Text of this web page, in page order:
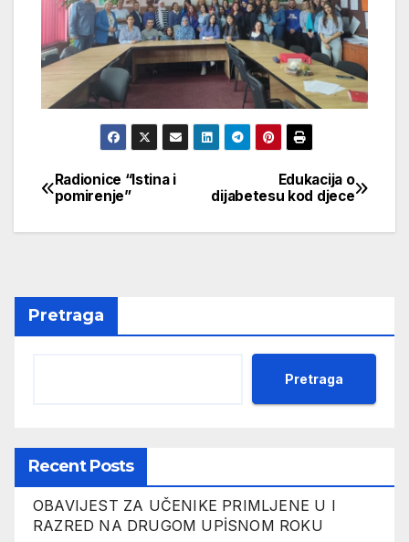
Navigacija
članaka
Edukacija o
dijabetesu kod djece
Radionice “Istina i
pomirenje”
Pretraga
Pretraga
Recent Posts
OBAVIJEST ZA UČENIKE PRIMLJENE U I
RAZRED NA DRUGOM UPİSNOM ROKU